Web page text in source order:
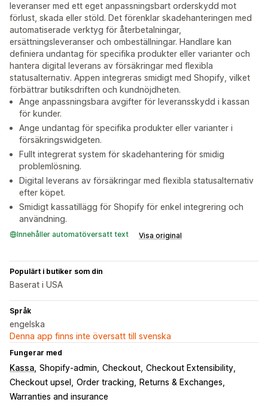
leveranser med ett eget anpassningsbart orderskydd mot
förlust, skada eller stöld. Det förenklar skadehanteringen med
automatiserade verktyg för återbetalningar,
ersättningsleveranser och ombeställningar. Handlare kan
definiera undantag för specifika produkter eller varianter och
hantera digital leverans av försäkringar med flexibla
statusalternativ. Appen integreras smidigt med Shopify, vilket
förbättrar butiksdriften och kundnöjdheten.
Ange anpassningsbara avgifter för leveransskydd i kassan
för kunder.
Ange undantag för specifika produkter eller varianter i
försäkringswidgeten.
Fullt integrerat system för skadehantering för smidig
problemlösning.
Digital leverans av försäkringar med flexibla statusalternativ
efter köpet.
Smidigt kassatillägg för Shopify för enkel integrering och
användning.
Innehåller automatöversatt text Visa original
Populärt i butiker som din
Baserat i USA
Språk
engelska
Denna app finns inte översatt till svenska
Fungerar med
Kassa Shopify-admin Checkout Checkout Extensibility
Checkout upsel
Order tracking
Returns & Exchanges
Warranties and insurance